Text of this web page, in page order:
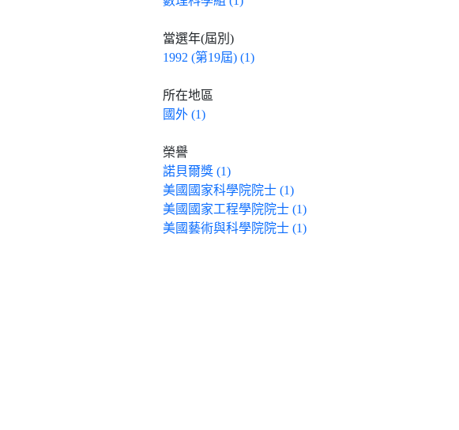
當選年(屆別)
1992 (第19屆) (1)
所在地區
國外 (1)
榮譽
諾貝爾獎 (1)
美國國家科學院院士 (1)
美國國家工程學院院士 (1)
美國藝術與科學院院士 (1)